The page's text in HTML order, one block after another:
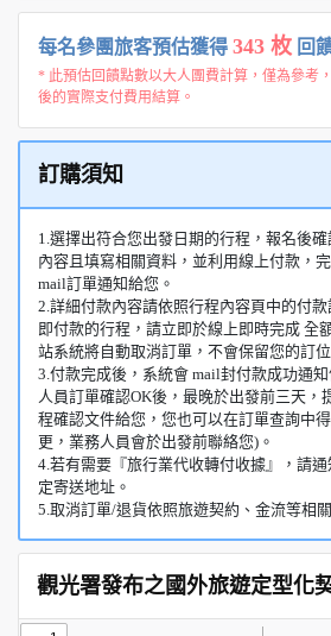
每名參團旅客預估獲得 343 枚 回
* 此預估回饋點數以大人團費計算，僅為參考
後的實際支付費用結算。
訂購須知
1.選擇出符合您出發日期的行程，報名後
內容且填寫相關資料，並利用線上付款，
mail訂單通知給您。
2.詳細付款內容請依照行程內容頁中的付
即付款的行程，請立即於線上即時完成 全
站系統將自動取消訂單，不會保留您的訂位
3.付款完成後，系統會 mail封付款成功通
人員訂單確認OK後，最晚於出發前三天，
程確認文件給您，您也可以在訂單查詢中
更，業務人員會於出發前聯絡您)。
4.若有需要『旅行業代收轉付收據』，請
定寄送地址。
5.取消訂單/退貨依照旅遊契約、金流等相
觀光署發布之國外旅遊定型化